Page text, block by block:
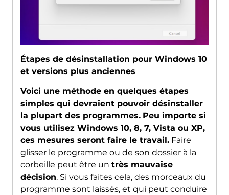
Étapes de désinstallation pour Windows 10
et versions plus anciennes
Voici une méthode en quelques étapes
simples qui devraient pouvoir désinstaller
la plupart des programmes. Peu importe si
vous utilisez Windows 10, 8, 7, Vista ou XP,
ces mesures seront faire le travail.Faire
glisser le programme ou de son dossier à la
corbeille peut être un très mauvaise
décision. Si vous faites cela, des morceaux du
programme sont laissés, et qui peut conduire